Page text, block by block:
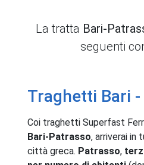
La tratta Bari-
seguenti
Traghetti Bari
Coi traghetti Superfast
Bari-Patrasso, arriverai in
città greca. Patrasso,